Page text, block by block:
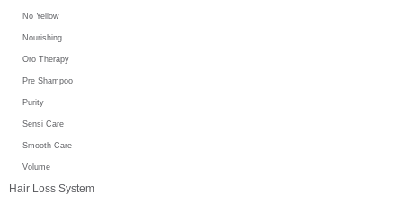
No Yellow
Nourishing
Oro Therapy
Pre Shampoo
Purity
Sensi Care
Smooth Care
Volume
Hair Loss System